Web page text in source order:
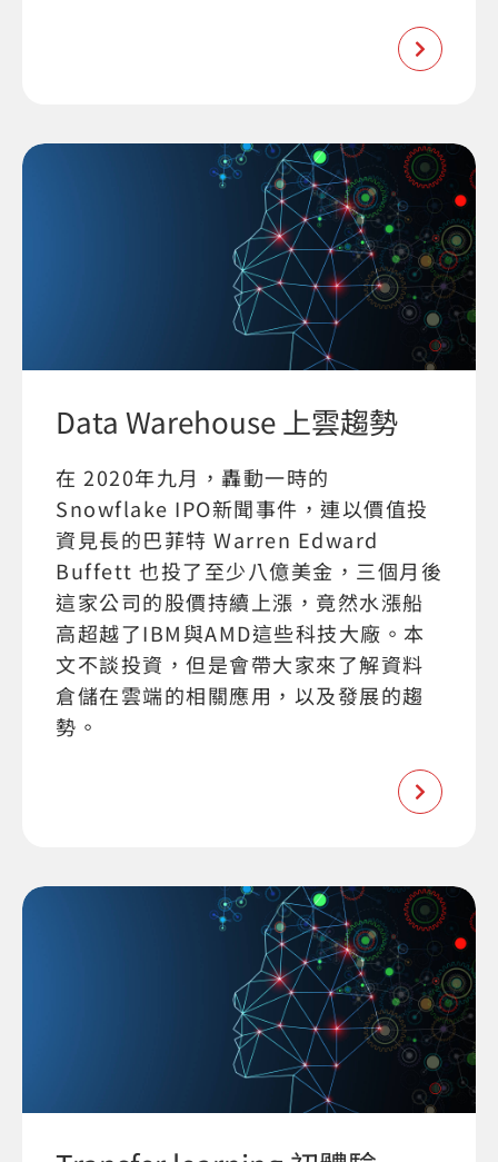
Data Warehouse 上雲趨勢
在 2020年九月，轟動一時的
Snowflake IPO新聞事件，連以價值投
資見長的巴菲特 Warren Edward
Buffett 也投了至少八億美金，三個月後
這家公司的股價持續上漲，竟然水漲船
高超越了IBM與AMD這些科技大廠。本
文不談投資，但是會帶大家來了解資料
倉儲在雲端的相關應用，以及發展的趨
勢。